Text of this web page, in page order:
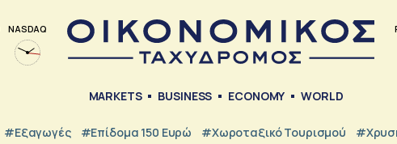
NASDAQ
MARKETS BUSINESS ECONOMY WORLD
#εξαγωγές #Επίδομα 150 Ευρώ #Χωροταξικό Τουρισμού